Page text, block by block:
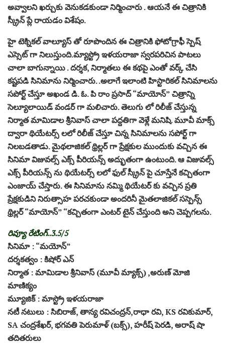
అవ్వాలని ఖర్చుకు వెనుకడకుండా నిర్మించారు . ఆయనే ఈ చిత్రానికి
స్క్రీన్ ప్లే రాయడం విశేషం.
హై టెక్నికల్‌ వాల్యూస్‌ తో రూపొందిన ఈ చిత్రానికి ఫోటోగ్రాఫీ స్పెష్
ఎస్సెట్ గా నిలుస్తుంది.మ్యాస్ట్రో ఇళయరాజా స్వరపరిచిన పాటలు
చాలా బాగున్నాయి . దర్శక, నిర్మాతలు ఈ కథపై ఎంతో వర్క్ చేసి
కష్టపడి సినిమాను నిర్మించారు. .అలాగే ఇలాంటి హిస్టారికల్ సినిమాలను
సపోర్ట్ చేస్తూ అఖండ డి. ఓ. పి రాం ప్రసాద్ “మాయోన్” చిత్రాన్ని
సెల్యూలాయిడ్ వండర్ గా మలిచారు. తెలుగు లో రిలీజ్ చేస్తున్న
నిర్మాత మామిడాల శ్రీనివాస్ చాలా పద్దతిగా వెళ్లే మనిషి. మూవీ మాక్స్
ద్వారా థియేటర్స్ లలో రిలీజ్ చేస్తూ చిన్న సినిమాలను సపోర్ట్ గా
నిలబడతాడు. మైథలాజికల్ థ్రిల్లర్ గా ప్రేక్షకుల ముందుకు వచ్చిన ఈ
సినిమా విజువల్స్ ఎక్స్ పీరియన్స్ అద్భుతంగా ఉంటుంది. ఆ విజువల్స్
ఎక్స్ పీరియన్స్ ను థియేటర్స్ లలో ఫుల్ స్క్రీన్ పై చూస్తేనే కచ్చితంగా
ఎంజాయ్ చేస్తారు. ఈ సినిమాను నమ్మి థియేట‌ర్ కు వచ్చిన ప్రతి
ప్రేక్షకుడిని నిరుత్సాహ పరచకుండా అందరినీ మైతలాజికల్ సస్పెన్స్
థ్రిల్లర్ “మాయోన్” “కచ్చితంగా ఎంట‌ర్ టైన్ చేస్తుంది అని చెప్పగలను.
రివ్యూ రేటింగ్..3.5/5
సినిమా : “మయోన్”
దర్శకత్వం : కిషోర్ ఎన్
నిర్మాత : మామిడాల శ్రీనివాస్ (మూవీ మ్యాక్స్) ,అరుణ్ మోజి
మాణిక్యం
మ్యూజిక్ : మాస్ట్రో ఇళయరాజా
నటీ నటులు : సిబిరాజ్, తాన్య రవిచంద్రన్,రాధా రవి, KS రవికుమార్,
SA చంద్రశేఖర్, భగవతి పెరుమాళ్ (బక్స్), హరీష్ పెరడి, అరాష్ షా
తదితరులు